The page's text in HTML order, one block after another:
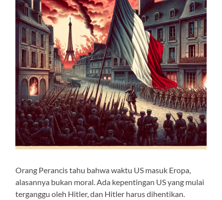
Orang Perancis tahu bahwa waktu US masuk Eropa,
alasannya bukan moral. Ada kepentingan US yang mulai
terganggu oleh Hitler, dan Hitler harus dihentikan.